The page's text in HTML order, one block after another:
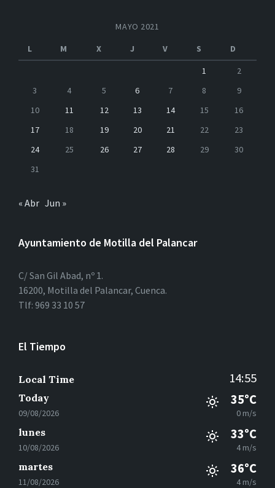
MAYO 2021
L
M X J V S
D
1
2
3
4 5 6 7 8
9
10
11 12 13 14 15
16
17
18 19 20 21 22
23
24
25 26 27 28 29
30
31
« Abr Jun »
Ayuntamiento de Motilla del Palancar
C/ San Gil Abad, nº 1.
16200, Motilla del Palancar, Cuenca.
Tlf: 969 33 10 57
El Tiempo
Local Time 14:55
Today
09/08/2026
35°C
0 m/s
lunes
10/08/2026
33°C
4 m/s
martes
11/08/2026
36°C
4 m/s